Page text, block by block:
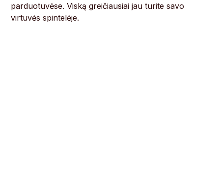
parduotuvėse. Viską greičiausiai jau turite savo
virtuvės spintelėje.